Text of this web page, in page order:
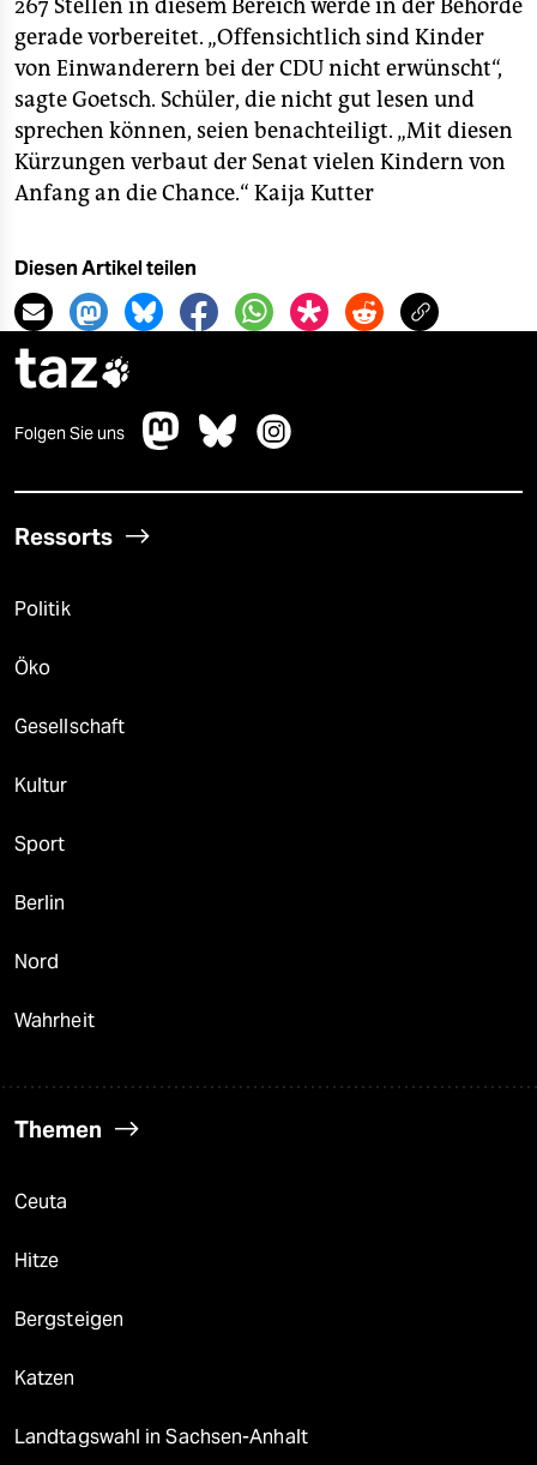
267 Stellen in diesem Bereich werde in der Behörde
gerade vorbereitet. „Offensichtlich sind Kinder
von Einwanderern bei der CDU nicht erwünscht“,
sagte Goetsch. Schüler, die nicht gut lesen und
sprechen können, seien benachteiligt. „Mit diesen
Kürzungen verbaut der Senat vielen Kindern von
Anfang an die Chance.“ Kaija Kutter
Diesen Artikel teilen
taz
Folgen Sie uns
Ressorts
Politik
Öko
Gesellschaft
Kultur
Sport
Berlin
Nord
Wahrheit
Themen
Ceuta
Hitze
Bergsteigen
Katzen
Landtagswahl in Sachsen-Anhalt